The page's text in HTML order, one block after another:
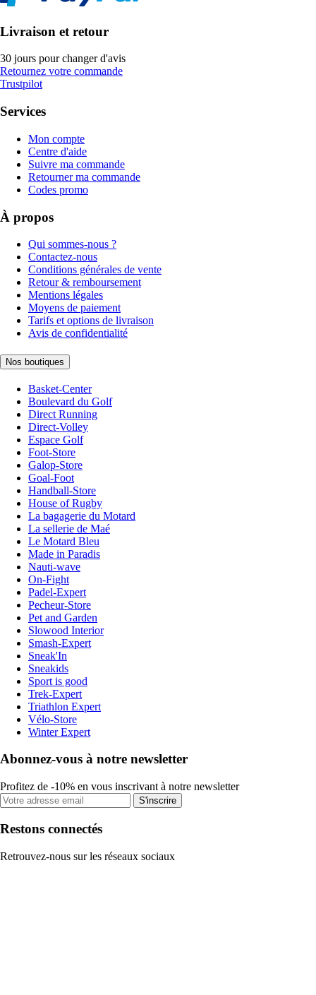
Livraison et retour
30 jours pour changer d'avis
Retournez votre commande
Trustpilot
Services
Mon compte
Centre d'aide
Suivre ma commande
Retourner ma commande
Codes promo
À propos
Qui sommes-nous ?
Contactez-nous
Conditions générales de vente
Retour & remboursement
Mentions légales
Moyens de paiement
Tarifs et options de livraison
Avis de confidentialité
Nos boutiques
Basket-Center
Boulevard du Golf
Direct Running
Direct-Volley
Espace Golf
Foot-Store
Galop-Store
Goal-Foot
Handball-Store
House of Rugby
La bagagerie du Motard
La sellerie de Maé
Le Motard Bleu
Made in Paradis
Nauti-wave
On-Fight
Padel-Expert
Pecheur-Store
Pet and Garden
Slowood Interior
Smash-Expert
Sneak'In
Sneakids
Sport is good
Trek-Expert
Triathlon Expert
Vélo-Store
Winter Expert
Abonnez-vous à notre newsletter
Profitez de -10% en vous inscrivant à notre newsletter
S'inscrire
Restons connectés
Retrouvez-nous sur les réseaux sociaux